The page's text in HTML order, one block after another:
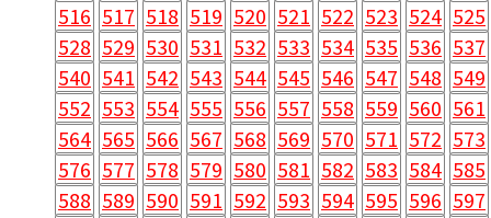
516 517 518 519 520 521 522 523 524 525
528 529 530 531 532 533 534 535 536 537
540 541 542 543 544 545 546 547 548 549
552 553 554 555 556 557 558 559 560 561
564 565 566 567 568 569 570 571 572 573
576 577 578 579 580 581 582 583 584 585
588 589 590 591 592 593 594 595 596 597